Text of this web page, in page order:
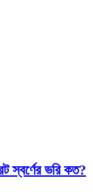
স্বর্ণের ভরি কত?